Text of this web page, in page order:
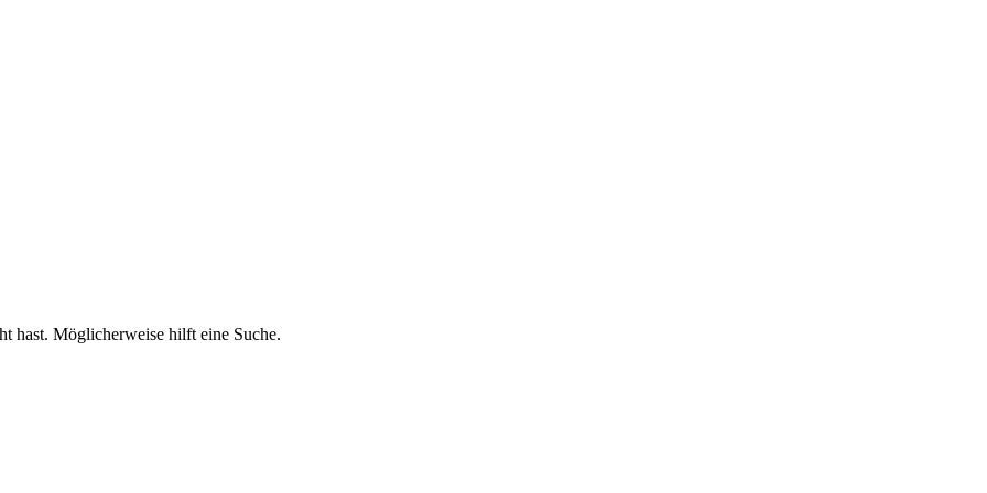
hast. Möglicherweise hilft eine Suche.